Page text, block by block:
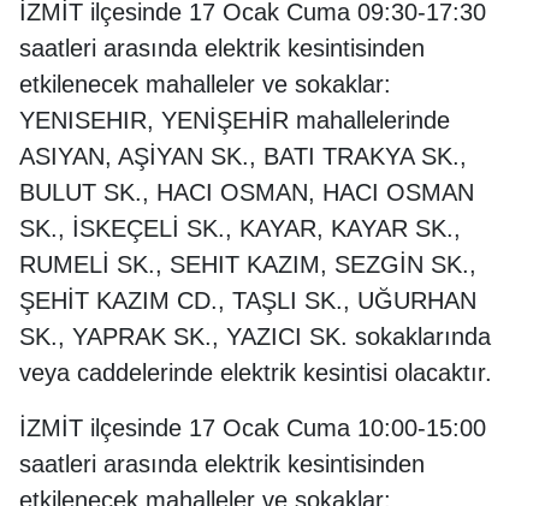
İZMİT ilçesinde 17 Ocak Cuma 09:30-17:30
saatleri arasında elektrik kesintisinden
etkilenecek mahalleler ve sokaklar:
YENISEHIR, YENİŞEHİR mahallelerinde
ASIYAN, AŞİYAN SK., BATI TRAKYA SK.,
BULUT SK., HACI OSMAN, HACI OSMAN
SK., İSKEÇELİ SK., KAYAR, KAYAR SK.,
RUMELİ SK., SEHIT KAZIM, SEZGİN SK.,
ŞEHİT KAZIM CD., TAŞLI SK., UĞURHAN
SK., YAPRAK SK., YAZICI SK. sokaklarında
veya caddelerinde elektrik kesintisi olacaktır.
İZMİT ilçesinde 17 Ocak Cuma 10:00-15:00
saatleri arasında elektrik kesintisinden
etkilenecek mahalleler ve sokaklar: